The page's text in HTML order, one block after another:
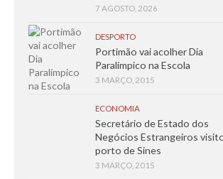
7 AGOSTO, 2026
DESPORTO
Portimão vai acolher Dia
Paralímpico na Escola
3 MARÇO, 2015
ECONOMIA
Secretário de Estado dos
Negócios Estrangeiros
porto de Sines
3 MARÇO, 2015